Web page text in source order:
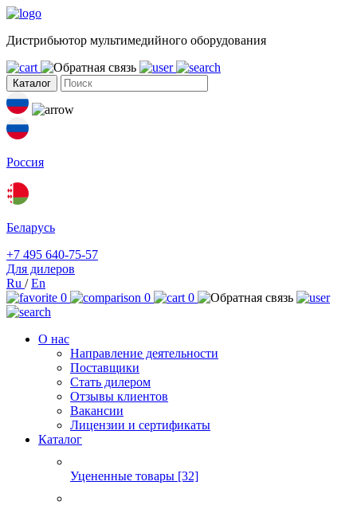
Дистрибьютор мультимедийного оборудования
Каталог
Россия
Беларусь
+7 495 640-75-57
Для дилеров
Ru /En
0
0 0
О нас
Направление деятельности
Поставщики
Стать дилером
Отзывы клиентов
Вакансии
Лицензии и сертификаты
Каталог
Уцененные товары [32]